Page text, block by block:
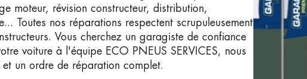
moteur, révision constructeur, distribution,
Toutes nos réparations respectent scrupuleusement
Vous cherchez un garagiste de confiance
voiture à l'équipe ECO PNEUS SERVICES, nous
un ordre de réparation complet.